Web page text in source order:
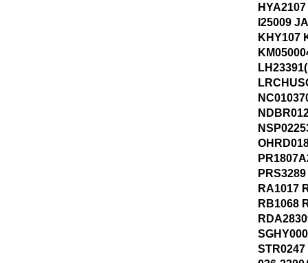
I25009
KHY107
RA1017
RB1068
STR0247